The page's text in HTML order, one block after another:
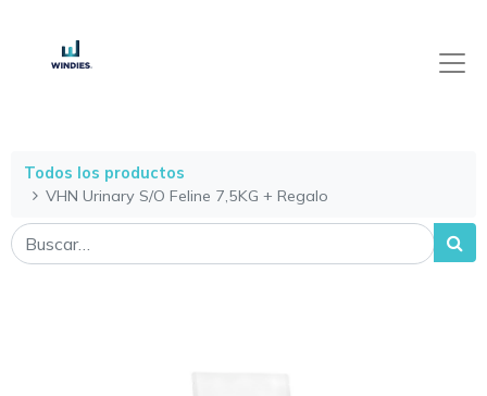
Todos los productos
VHN Urinary S/O Feline 7,5KG + Regalo